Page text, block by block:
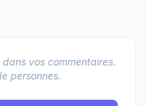
vos commentaires.
personnes.